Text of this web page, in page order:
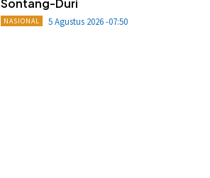
Sontang-Duri
NASIONAL 5 Agustus 2026 -07:50